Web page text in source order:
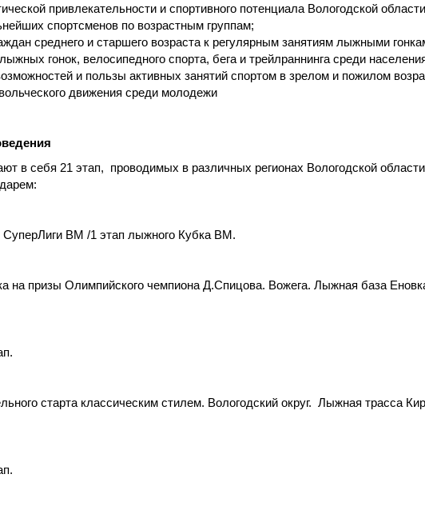
привлекательности и спортивного потенциала Вологодской
спортсменов по возрастным группам;
среднего и старшего возраста к регулярным занятиям лыжными
гонок, велосипедного спорта, бега и трейлраннинга среди
и пользы активных занятий спортом в зрелом и пожилом
движения среди молодежи
в себя 21 этап, проводимых в различных регионах Вологодской
СуперЛиги ВМ /1 этап лыжного Кубка ВМ.
на призы Олимпийского чемпиона Д.Спицова. Вожега. Лыжная база
старта классическим стилем. Вологодский округ. Лыжная трасса